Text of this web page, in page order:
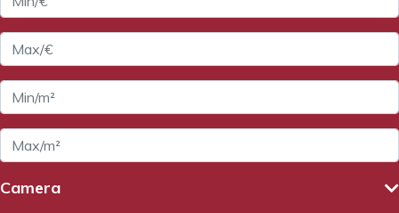
Camera